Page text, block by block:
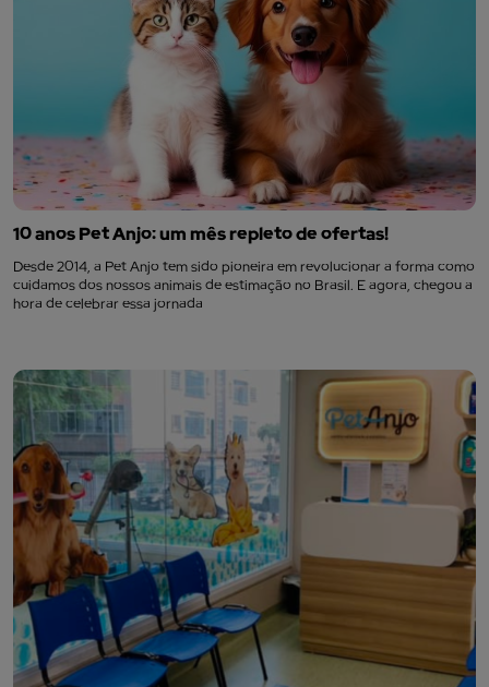
10 anos Pet Anjo: um mês repleto de ofertas!
Desde 2014, a Pet Anjo tem sido pioneira em revolucionar a forma como
cuidamos dos nossos animais de estimação no Brasil. E agora, chegou a
hora de celebrar essa jornada